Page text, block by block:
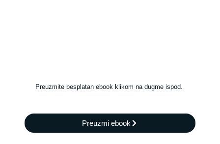
Preuzmite besplatan ebook klikom na dugme ispod.
Preuzmi ebook